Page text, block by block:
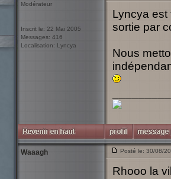
Modérateur
Inscrit le: 22 Mai 2005
Messages: 416
Localisation: Lyncya
Lyncya est
sortie par
Nous
Waaagh Posté le: 30/08/
Rhooo la